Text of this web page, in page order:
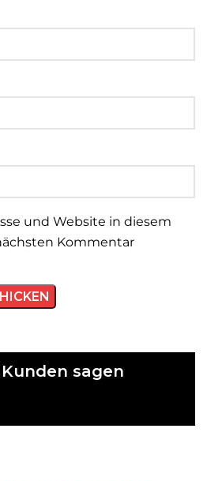
und Website in diesem
Kommentar
sagen